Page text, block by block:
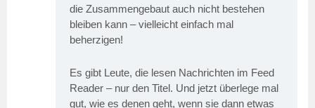
die Zusammengebaut auch nicht bestehen
bleiben kann – vielleicht einfach mal
beherzigen!
Es gibt Leute, die lesen Nachrichten im Feed
Reader – nur den Titel. Und jetzt überlege mal
gut, wie es denen geht, wenn sie dann etwas